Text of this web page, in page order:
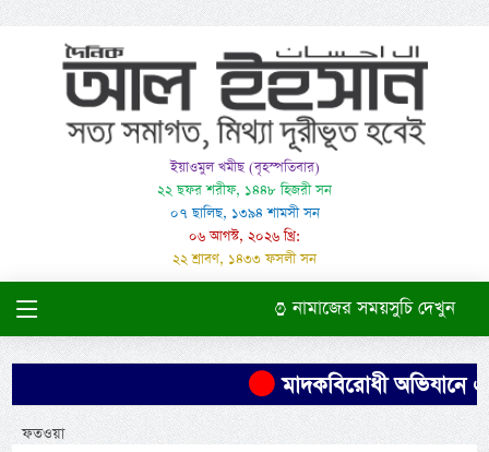
ইয়াওমুল খমীছ (বৃহস্পতিবার)
২২ ছফর শরীফ, ১৪৪৮ হিজরী সন
০৭ ছালিছ, ১৩৯৪ শামসী সন
০৬ আগস্ট, ২০২৬ খ্রি:
২২ শ্রাবণ, ১৪৩৩ ফসলী সন
নামাজের সময়সুচি দেখুন
মাদকবিরোধী অভিযানে
ফতওয়া